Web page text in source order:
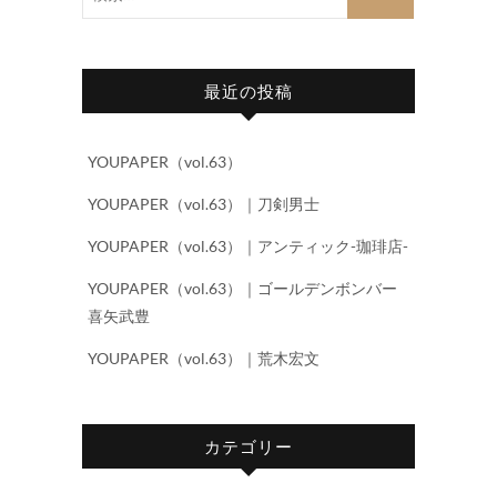
最近の投稿
YOUPAPER（vol.63）
YOUPAPER（vol.63）｜刀剣男士
YOUPAPER（vol.63）｜アンティック-珈琲店-
YOUPAPER（vol.63）｜ゴールデンボンバー
喜矢武豊
YOUPAPER（vol.63）｜荒木宏文
カテゴリー